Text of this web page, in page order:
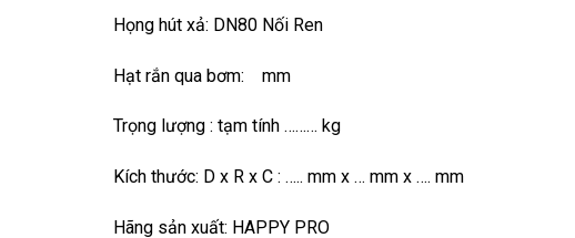
Họng hút xả: DN80 Nối Ren
Hạt rắn qua bơm: mm
Trọng lượng : tạm tính ……… kg
Kích thước: D x R x C : ….. mm x … mm x …. mm
Hãng sản xuất: HAPPY PRO